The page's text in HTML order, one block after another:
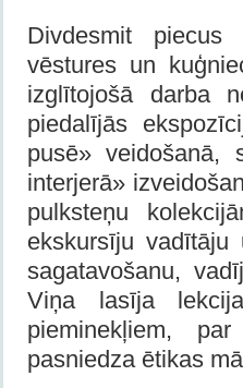
Divdesmit
vēstures un
izglītojošā darba
piedalījās
pusē» veidošanā,
interjerā»
pulksteņu
ekskursīju
sagatavošanu,
Viņa lasīja
pieminekļiem,
pasniedza ētikas